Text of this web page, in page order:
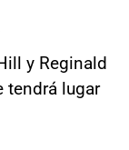
y Reginald
tendrá lugar